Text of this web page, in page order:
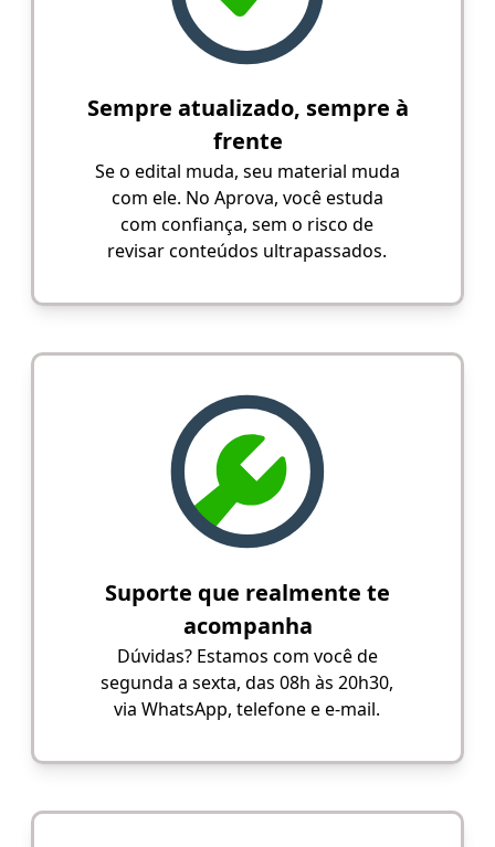
Sempre atualizado, sempre à
frente
Se o edital muda, seu material muda
com ele. No Aprova, você estuda
com confiança, sem o risco de
revisar conteúdos ultrapassados.
Suporte que realmente te
acompanha
Dúvidas? Estamos com você de
segunda a sexta, das 08h às 20h30,
via WhatsApp, telefone e e-mail.